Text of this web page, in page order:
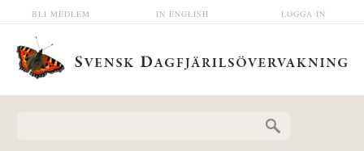
Hoppa till huvudinnehåll LOGGA IN
IN ENGLISH
BLI MEDLEM